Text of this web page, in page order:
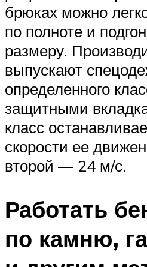
брюках можно
по полноте и
размеру.
выпускают
определенного
защитными
класс
скорости ее
второй — 24 м/с.
Работать
по камню,